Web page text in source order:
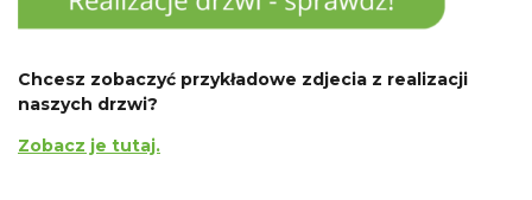
Chcesz zobaczyć przykładowe zdjecia z realizacji
naszych drzwi?
Zobacz je tutaj.